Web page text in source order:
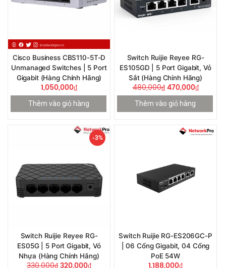
Cisco Business CBS110-5T-D
Unmanaged Switches | 5 Port
Gigabit (Hàng Chính Hãng)
1,050,000₫
Thêm vào giỏ hàng
Switch Ruijie Reyee RG-
ES105GD | 5 Port Gigabit, Vỏ
Sắt (Hàng Chính Hãng)
480,000₫470,000₫
Thêm vào giỏ hàng
-3%
Switch Ruijie Reyee RG-
ES05G | 5 Port Gigabit, Vỏ
Nhựa (Hàng Chính Hãng)
Switch Ruijie RG-ES206GC-P
| 06 Cổng Gigabit, 04 Cổng
PoE 54W